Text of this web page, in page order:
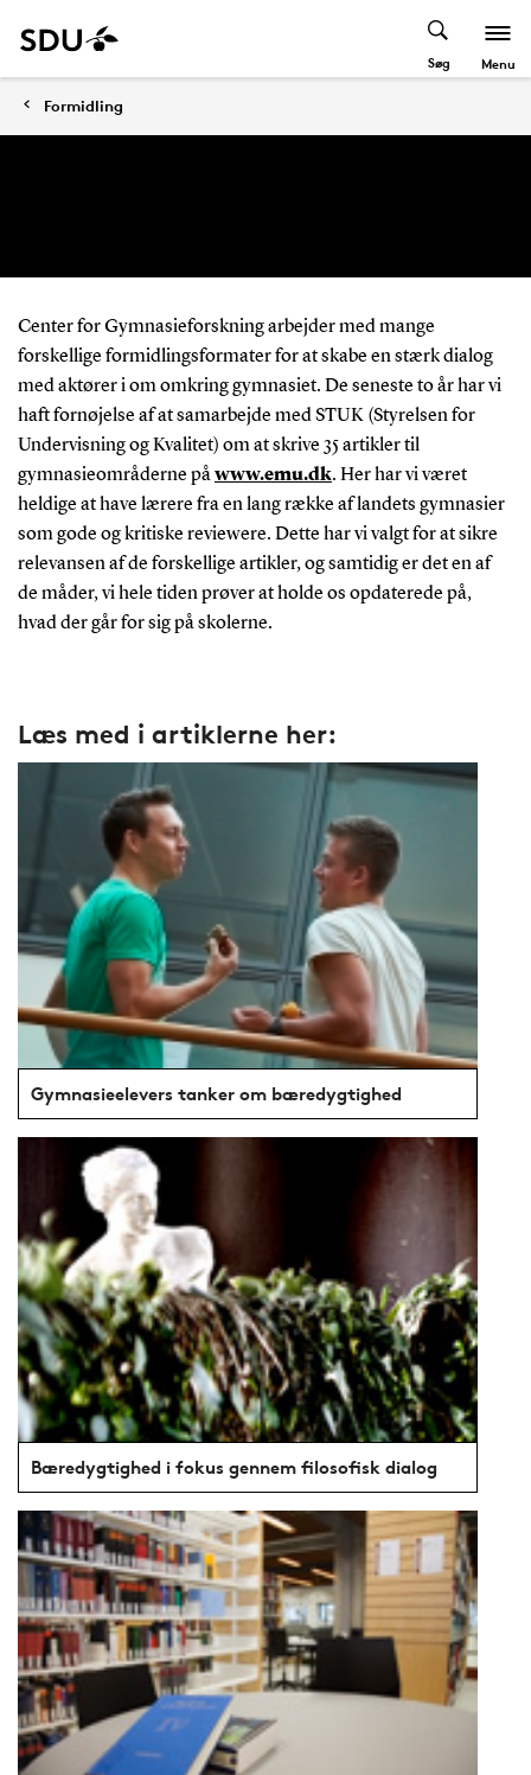
Søg Menu
Formidling
Center for Gymnasieforskning arbejder med mange
forskellige formidlingsformater for at skabe en stærk dialog
med aktører i om omkring gymnasiet. De seneste to år har vi
haft fornøjelse af at samarbejde med STUK (Styrelsen for
Undervisning og Kvalitet) om at skrive 35 artikler til
gymnasieområderne påwww.emu.dk. Her har vi været
heldige at have lærere fra en lang række af landets gymnasier
som gode og kritiske reviewere. Dette har vi valgt for at sikre
relevansen af de forskellige artikler, og samtidig er det en af
de måder, vi hele tiden prøver at holde os opdaterede på,
hvad der går for sig på skolerne.
Læs med i artiklerne her:
Gymnasieelevers tanker om bæredygtighed
Bæredygtighed i fokus gennem filosofisk dialog